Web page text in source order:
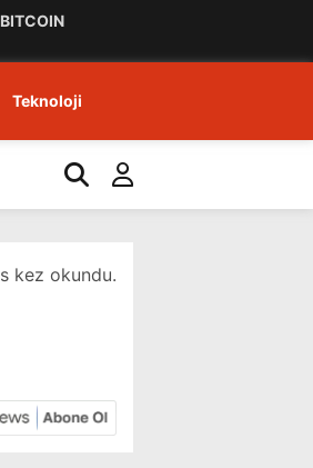
BITCOIN
Teknoloji
19:15 MHP Ataşehir İlçe
kez okundu.